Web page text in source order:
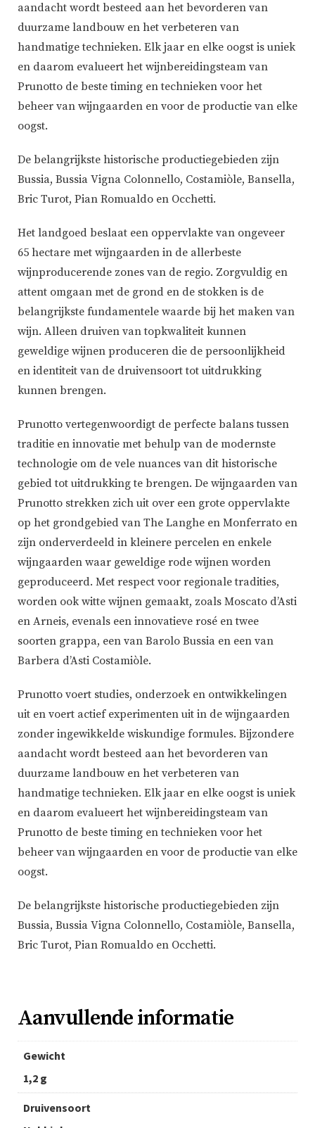
aandacht wordt besteed aan het bevorderen van
duurzame landbouw en het verbeteren van
handmatige technieken. Elk jaar en elke oogst is uniek
en daarom evalueert het wijnbereidingsteam van
Prunotto de beste timing en technieken voor het
beheer van wijngaarden en voor de productie van elke
oogst.
De belangrijkste historische productiegebieden zijn
Bussia, Bussia Vigna Colonnello, Costamiòle, Bansella,
Bric Turot, Pian Romualdo en Occhetti.
Het landgoed beslaat een oppervlakte van ongeveer
65 hectare met wijngaarden in de allerbeste
wijnproducerende zones van de regio. Zorgvuldig en
attent omgaan met de grond en de stokken is de
belangrijkste fundamentele waarde bij het maken van
wijn. Alleen druiven van topkwaliteit kunnen
geweldige wijnen produceren die de persoonlijkheid
en identiteit van de druivensoort tot uitdrukking
kunnen brengen.
Prunotto vertegenwoordigt de perfecte balans tussen
traditie en innovatie met behulp van de modernste
technologie om de vele nuances van dit historische
gebied tot uitdrukking te brengen. De wijngaarden van
Prunotto strekken zich uit over een grote oppervlakte
op het grondgebied van The Langhe en Monferrato en
zijn onderverdeeld in kleinere percelen en enkele
wijngaarden waar geweldige rode wijnen worden
geproduceerd. Met respect voor regionale tradities,
worden ook witte wijnen gemaakt, zoals Moscato d’Asti
en Arneis, evenals een innovatieve rosé en twee
soorten grappa, een van Barolo Bussia en een van
Barbera d’Asti Costamiòle.
Prunotto voert studies, onderzoek en ontwikkelingen
uit en voert actief experimenten uit in de wijngaarden
zonder ingewikkelde wiskundige formules. Bijzondere
aandacht wordt besteed aan het bevorderen van
duurzame landbouw en het verbeteren van
handmatige technieken. Elk jaar en elke oogst is uniek
en daarom evalueert het wijnbereidingsteam van
Prunotto de beste timing en technieken voor het
beheer van wijngaarden en voor de productie van elke
oogst.
De belangrijkste historische productiegebieden zijn
Bussia, Bussia Vigna Colonnello, Costamiòle, Bansella,
Bric Turot, Pian Romualdo en Occhetti.
Aanvullende informatie
Gewicht
1,2 g
Druivensoort